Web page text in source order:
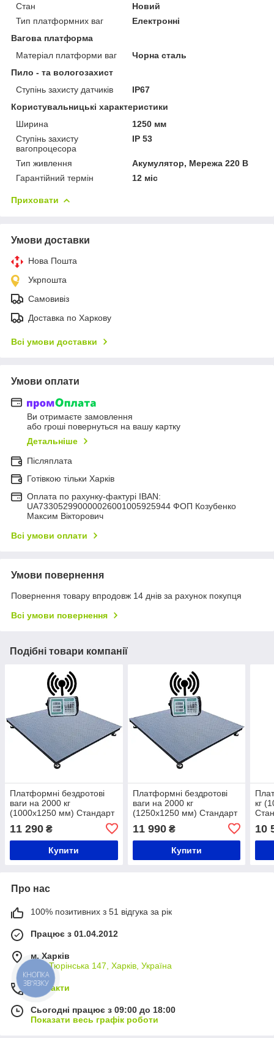
Стан
Новий
Тип платформних ваг
Електронні
Вагова платформа
Матеріал платформи ваг
Чорна сталь
Пило - та вологозахист
Ступінь захисту датчиків
IP67
Користувальницькі характеристики
Ширина
1250 мм
Ступінь захисту
вагопроцесора
IP 53
Тип живлення
Акумулятор, Мережа 220 В
Гарантійний термін
12 міс
Приховати
Умови доставки
Нова Пошта
Укрпошта
Самовивіз
Доставка по Харкову
Всі умови доставки
Умови оплати
Ви отримаєте замовлення
або гроші повернуться на вашу картку
Детальніше
Післяплата
Готівкою тільки Харків
Оплата по рахунку-фактурі IBAN:
UA733052990000026001005925944 ФОП Козубенко
Максим Вікторович
Всі умови оплати
Умови повернення
Повернення товару впродовж 14 днів за рахунок покупця
Всі умови повернення
Подібні товари компанії
Платформні бездротові
ваги на 2000 кг
(1000х1250 мм) Стандарт
11 290 ₴
Купити
Платформні бездротові
ваги на 2000 кг
(1250х1250 мм) Стандарт
11 990₴
Купити
кг
10
Про нас
100% позитивних з 51 відгука за рік
Працює з 01.04.2012
м. Харків
вул. Тюрінська 147, Харків, Україна
Контакти
Сьогодні працює з 09:00 до 18:00
Показати весь графік роботи
КНОПКА
ЗВ'ЯЗКУ